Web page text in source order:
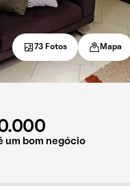
um bom negócio
73 Fotos Mapa